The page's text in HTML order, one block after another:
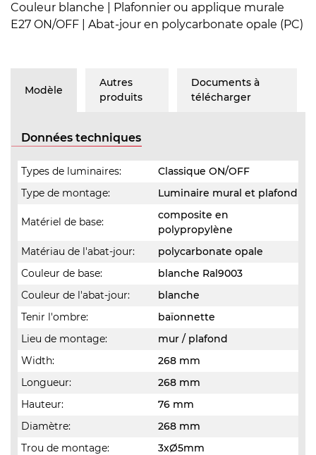
Couleur blanche | Plafonnier ou applique murale
E27 ON/OFF | Abat-jour en polycarbonate opale (PC)
Modèle
Autres
produits
Documents à
télécharger
Données techniques
Types de luminaires:
Classique ON/OFF
Type de montage:
Luminaire mural et plafond
Matériel de base:
composite en
polypropylène
Matériau de l'abat-jour:
polycarbonate opale
Couleur de base:
blanche Ral9003
Couleur de l'abat-jour:
blanche
Tenir l'ombre:
baïonnette
Lieu de montage:
mur / plafond
Width:
268 mm
Longueur:
268 mm
Hauteur:
76 mm
Diamètre:
268 mm
Trou de montage:
3xØ5mm